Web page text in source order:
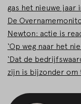
gas het nieuwe jaar
De
Newton: actie is
‘Op weg naar het
‘Dat de
zijn is bijzonder om